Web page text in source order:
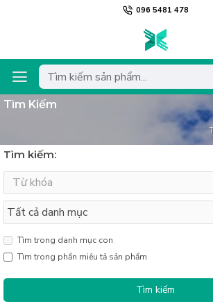
096 5481 478
Tìm Kiếm
Tìm kiếm:
Tìm trong danh mục con
Tìm trong phần miêu tả sản phẩm
Tìm kiếm